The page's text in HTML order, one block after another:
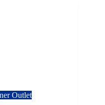
Outlet